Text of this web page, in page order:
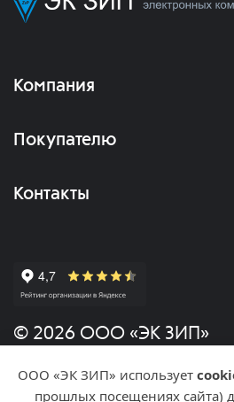
Компания
Покупателю
Контакты
© 2026 ООО «ЭК ЗИП»
Политика конфиденциальности
ООО «ЭК ЗИП» использует
прошлых посещениях сайта)